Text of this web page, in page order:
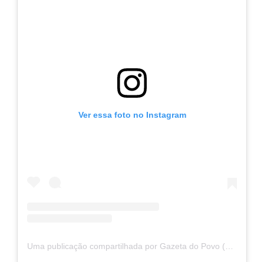
Ver essa foto no Instagram
Uma publicação compartilhada por Gazeta do Povo (@gazetadopovo)